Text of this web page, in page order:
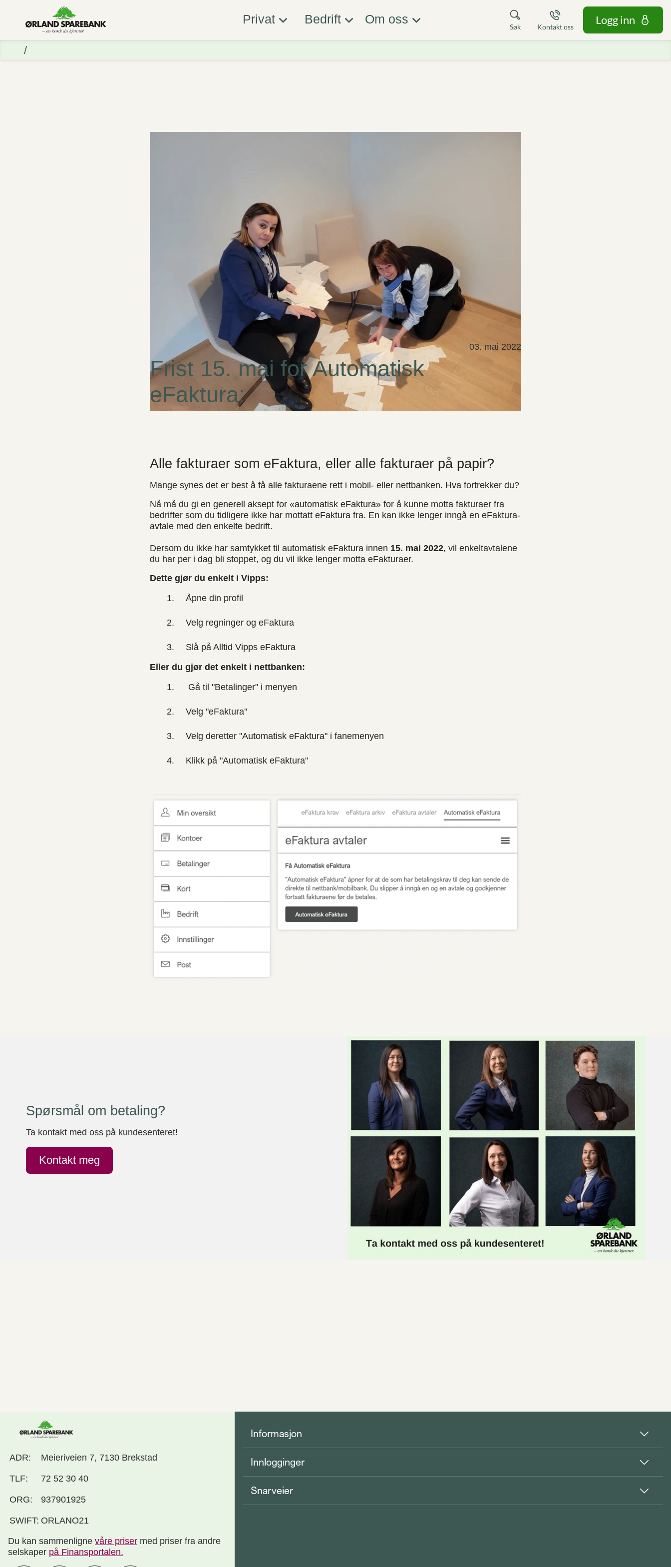
Privat Bedrift Om oss
Søk Kontakt oss
Logg inn
Frist 15. mai for Automatisk
eFaktura:
03. mai 2022
Alle fakturaer som eFaktura, eller alle fakturaer på papir?
Mange synes det er best å få alle fakturaene rett i mobil- eller nettbanken. Hva fortrekker du?
Nå må du gi en generell aksept for «automatisk eFaktura» for å kunne motta fakturaer fra
bedrifter som du tidligere ikke har mottatt eFaktura fra. En kan ikke lenger inngå en eFaktura-
avtale med den enkelte bedrift.
Dersom du ikke har samtykket til automatisk eFaktura innen 15. mai 2022, vil enkeltavtalene
du har per i dag bli stoppet, og du vil ikke lenger motta eFakturaer.
Dette gjør du enkelt i Vipps:
Åpne din profil
Velg regninger og eFaktura
Slå på Alltid Vipps eFaktura
Eller du gjør det enkelt i nettbanken:
Gå til "Betalinger" i menyen
Velg "eFaktura"
Velg deretter "Automatisk eFaktura" i fanemenyen
Klikk på "Automatisk eFaktura"
Spørsmål om betaling?
Ta kontakt med oss på kundesenteret!
Kontakt meg
Informasjon
Innlogginger
Snarveier
ADR: Meieriveien 7, 7130 Brekstad
TLF: 72 52 30 40
ORG: 937901925
SWIFT: ORLANO21
Du kan sammenlignevåre priser med priser fra andre
selskaper på Finansportalen.